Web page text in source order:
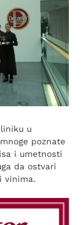
u
poznate
i umetnosti
da ostvari
vinima.